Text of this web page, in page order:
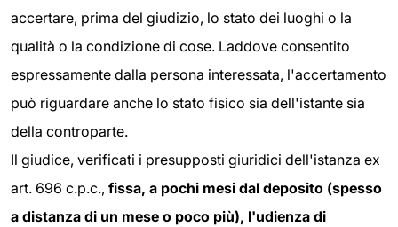
accertare, prima del giudizio, lo stato dei luoghi o la
qualità o la condizione di cose. Laddove consentito
espressamente dalla persona interessata, l'accertamento
può riguardare anche lo stato fisico sia dell'istante sia
della controparte.
Il giudice, verificati i presupposti giuridici dell'istanza ex
art. 696 c.p.c., fissa, a pochi mesi dal deposito (spesso
a distanza di un mese o poco più), l'udienza di